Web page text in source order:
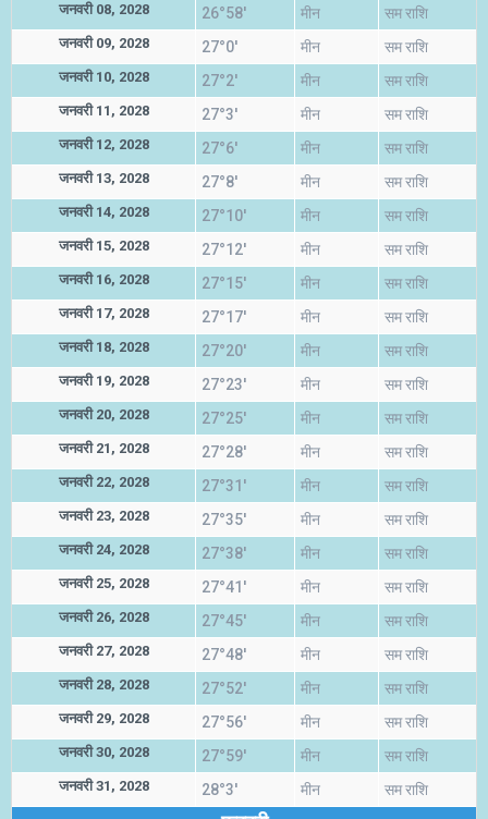
जनवरी 08, 2028 26°58' मीन सम राशि
जनवरी 09, 2028 27°0' मीन सम राशि
जनवरी 10, 2028 27°2' मीन सम राशि
जनवरी 11, 2028 27°3' मीन सम राशि
जनवरी 12, 2028 27°6' मीन सम राशि
जनवरी 13, 2028 27°8' मीन सम राशि
जनवरी 14, 2028 27°10' मीन सम राशि
जनवरी 15, 2028 27°12' मीन सम राशि
जनवरी 16, 2028 27°15' मीन सम राशि
जनवरी 17, 2028 27°17' मीन सम राशि
जनवरी 18, 2028 27°20' मीन सम राशि
जनवरी 19, 2028 27°23' मीन सम राशि
जनवरी 20, 2028 27°25' मीन सम राशि
जनवरी 21, 2028 27°28' मीन सम राशि
जनवरी 22, 2028 27°31' मीन सम राशि
जनवरी 23, 2028 27°35' मीन सम राशि
जनवरी 24, 2028 27°38' मीन सम राशि
जनवरी 25, 2028 27°41' मीन सम राशि
जनवरी 26, 2028 27°45' मीन सम राशि
जनवरी 27, 2028 27°48' मीन सम राशि
जनवरी 28, 2028 27°52' मीन सम राशि
जनवरी 29, 2028 27°56' मीन सम राशि
जनवरी 30, 2028 27°59' मीन सम राशि
जनवरी 31, 2028 28°3' मीन सम राशि